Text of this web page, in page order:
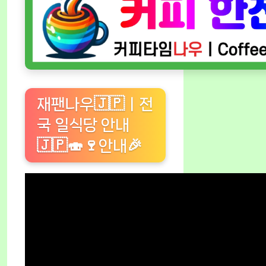
재팬나우🇯🇵ㅣ전
국 일식당 안내
🇯🇵🍣🍷안내🎉